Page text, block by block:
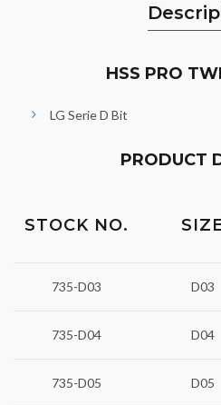
HSS PRO
LG Serie D Bit
PRODUCT
STOCK NO.
735-D03 D03
735-D04 D04
735-D05 D05